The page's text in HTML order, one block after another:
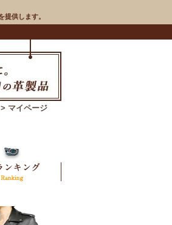
供します。
> マイページ